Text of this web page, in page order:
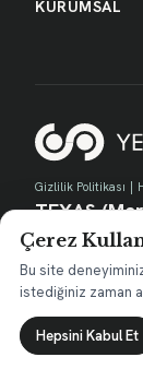
KURUMSAL
Gizlilik Politikası
TEXAS
730 E Park
Çerez
Bu site
istediğiniz zaman
Hepsini Kabul Et